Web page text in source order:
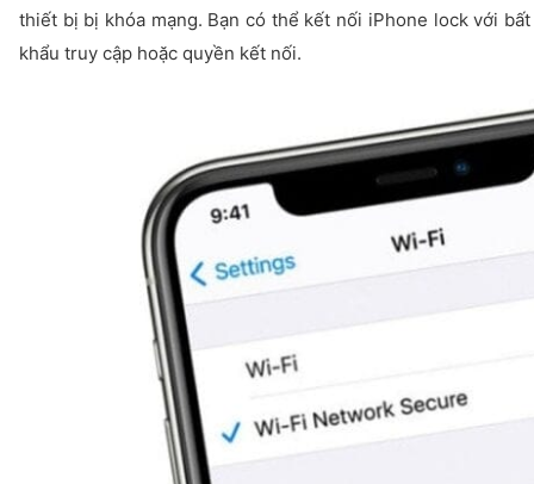
thiết bị bị khóa mạng. Bạn có thể kết nối iPhone lock với
khẩu truy cập hoặc quyền kết nối.